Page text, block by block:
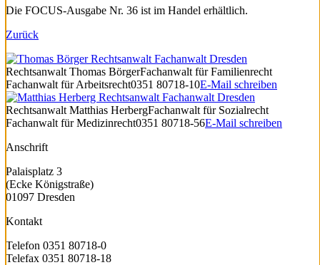
Die FOCUS-Ausgabe Nr. 36 ist im Handel erhältlich.
Zurück
Rechtsanwalt Thomas BörgerFachanwalt für Familienrecht
Fachanwalt für Arbeitsrecht0351 80718-10E-Mail schreiben
Rechtsanwalt Matthias HerbergFachanwalt für Sozialrecht
Fachanwalt für Medizinrecht0351 80718-56E-Mail schreiben
Anschrift
Palaisplatz 3
(Ecke Königstraße)
01097 Dresden
Kontakt
Telefon 0351 80718-0
Telefax 0351 80718-18